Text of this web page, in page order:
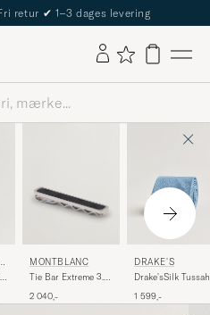
Carl Passport
MONTBLANC
Tie Bar Extreme 3.0
2 040,-
DRAKE'S
Drake'sSilk Tussah
Blue
1 599,-